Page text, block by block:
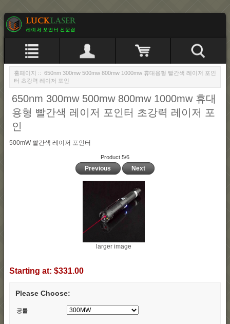
홈페이지
:: 650nm 300mw 500mw 800mw 1000mw 휴대용형 빨간색 레이저 포인
터 초강력 레이저 포인
650nm 300mw 500mw 800mw 1000mw 휴대
용형 빨간색 레이저 포인터 초강력 레이저 포
인
500mW 빨간색 레이저 포인터
Product 5/6
Previous Next
larger image
Starting at: $331.00
Please Choose:
공률